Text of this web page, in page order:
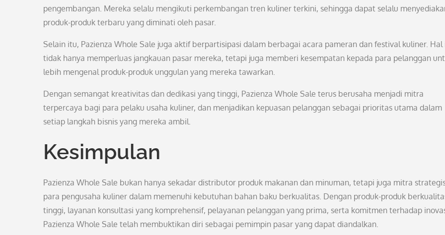
pengembangan. Mereka selalu mengikuti perkembangan tren kuliner terkini, sehingga dapat selalu
produk-produk terbaru yang diminati oleh pasar.
Selain itu, Pazienza Whole Sale juga aktif berpartisipasi dalam berbagai acara pameran dan festival kuliner. Hal
tidak hanya memperluas jangkauan pasar mereka, tetapi juga memberi kesempatan kepada para pelanggan
lebih mengenal produk-produk unggulan yang mereka tawarkan.
Dengan semangat kreativitas dan dedikasi yang tinggi, Pazienza Whole Sale terus berusaha menjadi mitra
terpercaya bagi para pelaku usaha kuliner, dan menjadikan kepuasan pelanggan sebagai prioritas utama dalam
setiap langkah bisnis yang mereka ambil.
Kesimpulan
Pazienza Whole Sale bukan hanya sekadar distributor produk makanan dan minuman, tetapi juga mitra
para pengusaha kuliner dalam memenuhi kebutuhan bahan baku berkualitas. Dengan produk-produk
tinggi, layanan konsultasi yang komprehensif, pelayanan pelanggan yang prima, serta komitmen terhadap
Pazienza Whole Sale telah membuktikan diri sebagai pemimpin pasar yang dapat diandalkan.